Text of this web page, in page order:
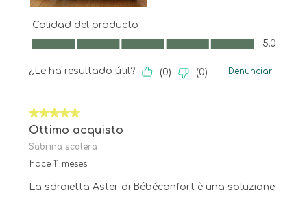
Calidad del producto
Calidad del producto, 5.0 de 5
5.0
¿Le ha resultado útil? (0) (0) Denunciar
5 de 5 estrellas.
Ottimo acquisto
Sabrina scalera
hace 11 meses
La sdraietta Aster di Bébéconfort è una soluzione